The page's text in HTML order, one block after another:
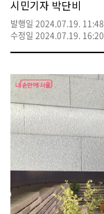
대
표
소
통
포
시민기자 박단비
발행일 2024.07.19. 11:48
수정일 2024.07.19. 16:20